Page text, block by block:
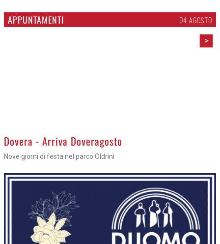
APPUNTAMENTI 04 AGOSTO
>
Dovera - Arriva Doveragosto
Nove giorni di festa nel parco Oldrini